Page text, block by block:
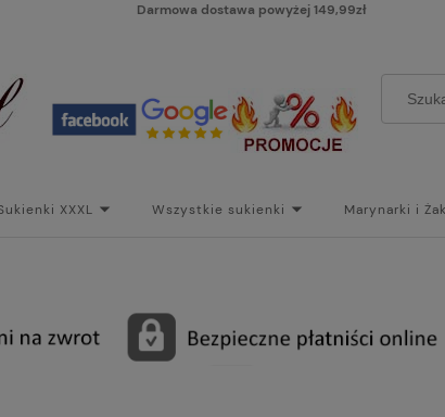
Darmowa dostawa powyżej 149,99zł
XXXL Wszystkie sukienki Marynarki i